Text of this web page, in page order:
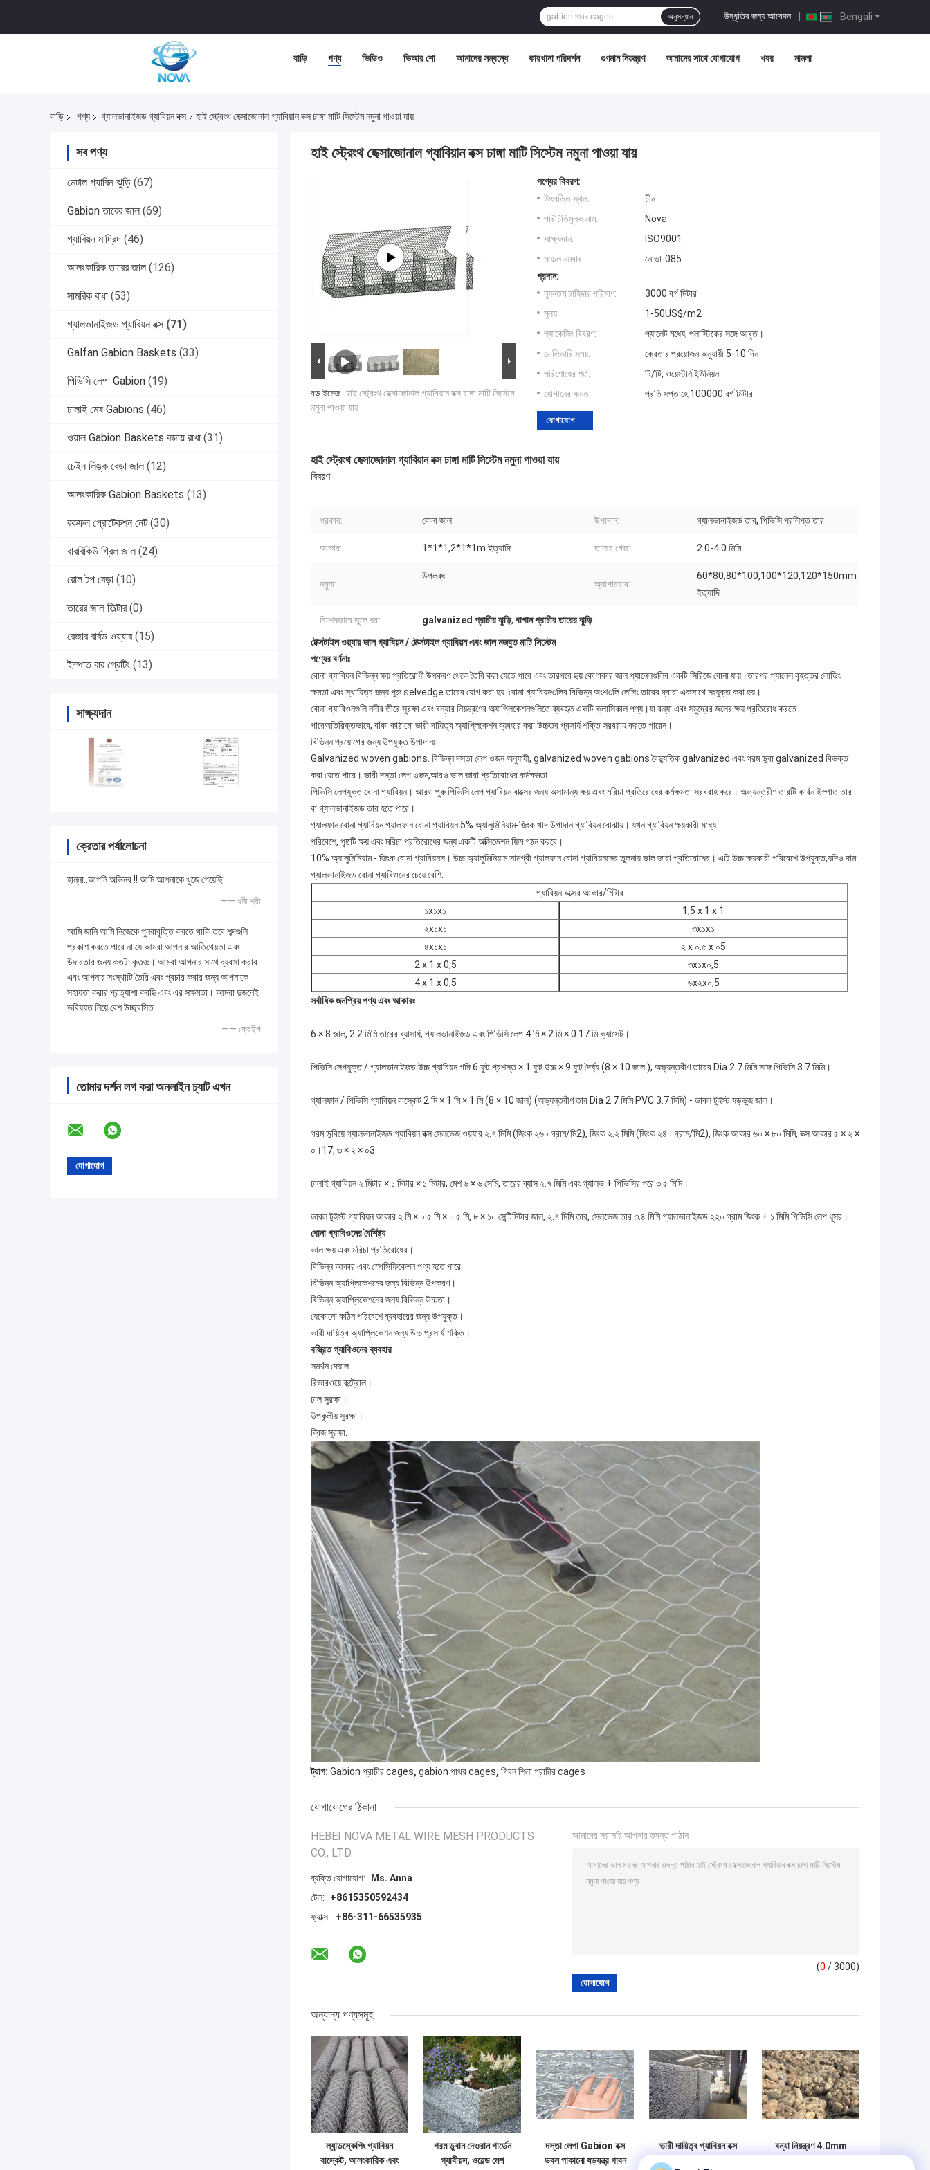
Bengali
উদ্ধৃতির জন্য আবেদন |
অনুসন্ধান
বাড়ি পণ্য ভিডিও ভিআর শো আমাদের সম্বন্ধে কারখানা পরিদর্শন গুণমান নিয়ন্ত্রণ আমাদের সাথে যোগাযোগ খবর মামলা
বাড়ি পণ্য গ্যালভানাইজড গ্যাবিয়ন বক্স হাই স্ট্রেংথ হেক্সাজোনাল গ্যাবিয়ান বক্স চাঙ্গা মাটি সিস্টেম নমুনা পাওয়া যায়
সব পণ্য
মেটাল গ্যাবিন ঝুড়ি (67)
Gabion তারের জাল (69)
গ্যাবিয়ন মাদ্রিদ (46)
আলংকারিক তারের জাল (126)
সামরিক বাধা (53)
গ্যালভানাইজড গ্যাবিয়ন বক্স (71)
Galfan Gabion Baskets (33)
পিভিসি লেপা Gabion (19)
ঢালাই মেষ Gabions (46)
ওয়াল Gabion Baskets বজায় রাখা (31)
চেইন লিঙ্ক বেড়া জাল (12)
আলংকারিক Gabion Baskets (13)
রকফল প্রোটেকশন নেট (30)
বারবিকিউ গ্রিল জাল (24)
রোল টপ বেড়া (10)
তারের জাল ফিল্টার (0)
রেজার বার্বড ওয়্যার (15)
ইস্পাত বার গ্রেটিং (13)
সাক্ষ্যদান
ক্রেতার পর্যালোচনা
হান্না..আপনি অভিনব !! আমি আপনাকে খুজে পেয়েছি
—— ধনী শ্রী
আমি জানি আমি নিজেকে পুনরাবৃত্তি করতে থাকি তবে শব্দগুলি
প্রকাশ করতে পারে না যে আমরা আপনার আতিথেয়তা এবং
উদারতার জন্য কতটা কৃতজ্ঞ। আমরা আপনার সাথে ব্যবসা করার
এবং আপনার সংস্থাটি তৈরি এবং প্রচার করার জন্য আপনাকে
সহায়তা করার প্রত্যাশা করছি এবং এর সক্ষমতা। আমরা দুজনেই
ভবিষ্যত নিয়ে বেশ উচ্ছ্বসিত
—— ক্রেইগ
তোমার দর্শন লগ করা অনলাইন চ্যাট এখন
হাই স্ট্রেংথ হেক্সাজোনাল গ্যাবিয়ান বক্স চাঙ্গা মাটি সিস্টেম নমুনা পাওয়া যায়
বড় ইমেজ : হাই স্ট্রেংথ হেক্সাজোনাল গ্যাবিয়ান বক্স চাঙ্গা মাটি সিস্টেম
নমুনা পাওয়া যায়
পণ্যের বিবরণ:
উৎপত্তি স্থল:
চীন
পরিচিতিমুলক নাম:
Nova
সাক্ষ্যদান:
ISO9001
মডেল নম্বার:
নোভা-085
প্রদান:
ন্যূনতম চাহিদার পরিমাণ:
3000 বর্গ মিটার
মূল্য:
1-50US$/m2
প্যাকেজিং বিবরণ:
প্যালেট মধ্যে, প্লাস্টিকের সঙ্গে আবৃত।
ডেলিভারি সময়:
ক্রেতার প্রয়োজন অনুযায়ী 5-10 দিন
পরিশোধের শর্ত:
টি/টি, ওয়েস্টার্ন ইউনিয়ন
যোগানের ক্ষমতা:
প্রতি সপ্তাহে 100000 বর্গ মিটার
যোগাযোগ
হাই স্ট্রেংথ হেক্সাজোনাল গ্যাবিয়ান বক্স চাঙ্গা মাটি সিস্টেম নমুনা পাওয়া যায়
বিবরণ
প্রকার: বোনা জাল উপাদান: গ্যালভানাইজড তার, পিভিসি প্রলিপ্ত তার
আকার: 1*1*1,2*1*1m ইত্যাদি তারের গেজ: 2.0-4.0 মিমি
নমুনা:
উপলব্ধ
অ্যাপারচার:
60*80,80*100,100*120,120*150mm
ইত্যাদি
বিশেষভাবে তুলে ধরা: galvanized প্রাচীর ঝুড়ি, বাগান প্রাচীর তারের ঝুড়ি
টেক্সটাইল ওয়্যার জাল গ্যাবিয়ন / টেক্সটাইল গ্যাবিয়ন এবং জাল মজবুত মাটি সিস্টেম
পণ্যের বর্ণনাঃ
বোনা গ্যাবিয়ন বিভিন্ন ক্ষয় প্রতিরোধী উপকরণ থেকে তৈরি করা যেতে পারে এবং তারপরে ছয় কোণাকার জাল প্যানেলগুলির একটি সিরিজে বোনা যায়।তারপর প্যানেল বৃহত্তর লোডিং
ক্ষমতা এবং স্থায়িত্ব জন্য পুরু selvedge তারের যোগ করা হয়. বোনা গ্যাবিয়নগুলির বিভিন্ন অংশগুলি লেসিং তারের দ্বারা একসাথে সংযুক্ত করা হয়।
বোনা গ্যাবিওনগুলি নদীর তীরে সুরক্ষা এবং বন্যার নিয়ন্ত্রণের অ্যাপ্লিকেশনগুলিতে ব্যবহৃত একটি ক্লাসিকাল পণ্য।যা বন্যা এবং সমুদ্রের জলের ক্ষয় প্রতিরোধ করতে
পারেঅতিরিক্তভাবে, বাঁকা কাঠামো ভারী দায়িত্ব অ্যাপ্লিকেশন ব্যবহার করা উচ্চতর প্রসার্য শক্তি সরবরাহ করতে পারেন।
বিভিন্ন প্রয়োগের জন্য উপযুক্ত উপাদানঃ
Galvanized woven gabions. বিভিন্ন দস্তা লেপ ওজন অনুযায়ী, galvanized woven gabions বৈদ্যুতিক galvanized এবং গরম ডুবা galvanized বিভক্ত
করা যেতে পারে। ভারী দস্তা লেপ ওজন,আরও ভাল জারা প্রতিরোধের কর্মক্ষমতা.
পিভিসি লেপযুক্ত বোনা গ্যাবিয়ন। আরও পুরু পিভিসি লেপ গ্যাবিয়ন বাক্সের জন্য অসামান্য ক্ষয় এবং মরিচা প্রতিরোধের কর্মক্ষমতা সরবরাহ করে। অভ্যন্তরীণ তারটি কার্বন ইস্পাত তার
বা গ্যালভানাইজড তার হতে পারে।
গ্যালফান বোনা গ্যাবিয়ন গ্যালফান বোনা গ্যাবিয়ন 5% অ্যালুমিনিয়াম-জিংক খাদ উপাদান গ্যাবিয়ন বোঝায়। যখন গ্যাবিয়ন ক্ষয়কারী মধ্যে
পরিবেশে, পৃষ্ঠটি ক্ষয় এবং মরিচা প্রতিরোধের জন্য একটি অক্সিডেশন ফিল্ম গঠন করবে।
10% অ্যালুমিনিয়াম - জিংক বোনা গ্যাবিয়নস। উচ্চ অ্যালুমিনিয়াম সামগ্রী গ্যালফান বোনা গ্যাবিয়নসের তুলনায় ভাল জারা প্রতিরোধের। এটি উচ্চ ক্ষয়কারী পরিবেশে উপযুক্ত,যদিও দাম
গ্যালভানাইজড বোনা গ্যাবিওনের চেয়ে বেশি.
গ্যাবিয়ন বক্সের আকার/মিটার
১x১x১
1,5 x 1 x 1
২x১x১
৩x১x১
৪x১x১
২ x ০.৫ x ০5
2 x 1 x 0,5
৩x১x০,5
4 x 1 x 0,5
৬x২x০,5
সর্বাধিক জনপ্রিয় পণ্য এবং আকারঃ
6 × 8 জাল, 2.2 মিমি তারের ব্যাসার্ধ, গ্যালভানাইজড এবং পিভিসি লেপ 4 মি × 2 মি × 0.17 মি ক্যাসেট।
পিভিসি লেপযুক্ত / গ্যালভানাইজড উচ্চ গ্যাবিয়ন গদি 6 ফুট প্রশস্ত × 1 ফুট উচ্চ × 9 ফুট দৈর্ঘ্য (8 × 10 জাল ), অভ্যন্তরীণ তারের Dia 2.7 মিমি সঙ্গে পিভিসি 3.7 মিমি।
গ্যালফান / পিভিসি গ্যাবিয়ন বাস্কেট 2 মি × 1 মি × 1 মি (8 × 10 জাল) (অভ্যন্তরীণ তার Dia 2.7 মিমি PVC 3.7 মিমি) - ডাবল টুইস্ট ষড়ভুজ জাল।
গরম ডুবিয়ে গ্যালভানাইজড গ্যাবিয়ন বক্স সেলভেজ ওয়্যার ২.৭ মিমি (জিংক ২৬০ গ্রাম/মি2), জিংক ২.২ মিমি (জিংক ২৪০ গ্রাম/মি2), জিংক আকার ৬০ × ৮০ মিমি, বক্স আকার ৫ × ২ ×
০।17, ৩ × ২ × ০3.
ঢালাই গ্যাবিয়ন ২ মিটার × ১ মিটার × ১ মিটার, মেশ ৬ × ৬ সেমি, তারের ব্যাস ২.৭ মিমি এবং গ্যালভ + পিভিসির পরে ৩.৫ মিমি।
ডাবল টুইস্ট গ্যাবিয়ন আকার ২ মি × ০.৫ মি × ০.৫ মি, ৮ × ১০ সেন্টিমিটার জাল, ২.৭ মিমি তার, সেলভেজ তার ৩.৪ মিমি গ্যালভানাইজড ২২০ গ্রাম জিংক + ১ মিমি পিভিসি লেপ ধূসর।
বোনা গ্যাবিওনের বৈশিষ্ট্য
ভাল ক্ষয় এবং মরিচা প্রতিরোধের।
বিভিন্ন আকার এবং স্পেসিফিকেশন পণ্য হতে পারে
বিভিন্ন অ্যাপ্লিকেশনের জন্য বিভিন্ন উপকরণ।
বিভিন্ন অ্যাপ্লিকেশনের জন্য বিভিন্ন উচ্চতা।
যেকোনো কঠিন পরিবেশে ব্যবহারের জন্য উপযুক্ত।
ভারী দায়িত্ব অ্যাপ্লিকেশন জন্য উচ্চ প্রসার্য শক্তি।
বস্ত্রিত গ্যাবিওনের ব্যবহার
সমর্থন দেয়াল.
রিভারওয়ে কন্ট্রোল।
ঢাল সুরক্ষা।
উপকূলীয় সুরক্ষা।
ব্রিজ সুরক্ষা.
ট্যাগ: Gabion প্রাচীর cages, gabion পাথর cages, গিবন শিলা প্রাচীর cages
যোগাযোগের ঠিকানা
HEBEI NOVA METAL WIRE MESH PRODUCTS
CO., LTD.
ব্যক্তি যোগাযোগ:
Ms. Anna
টেল:
+8615350592434
ফ্যাক্স:
+86-311-66535935
আমাদের সরাসরি আপনার তদন্ত পাঠান
(0 / 3000)
অন্যান্য পণ্যসমূহ
ল্যান্ডস্কেপিং গ্যাবিয়ন
বাস্কেট, আলংকারিক এবং
গরম ডুবান দেওরান গার্ডেন
গ্যাবীয়স, ওয়েল্ড মেশ
দস্তা লেপা Gabion বক্স
ডবল পাকানো ষড়যন্ত্র গাবন
ভারী দায়িত্ব গ্যাবিয়ন বক্স
ঢাল সুরক্ষা সমর্থন দেয়াল
বন্যা নিয়ন্ত্রণ 4.0mm